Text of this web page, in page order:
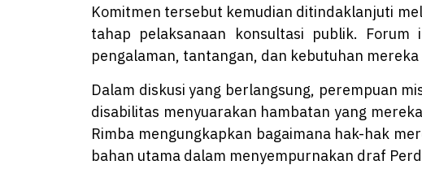
Komitmen tersebut kemudian ditindaklanjuti
tahap pelaksanaan konsultasi publik.
pengalaman, tantangan, dan kebutuhan
Dalam diskusi yang berlangsung, perempuan
disabilitas menyuarakan hambatan yang
Rimba mengungkapkan bagaimana hak-hak
bahan utama dalam menyempurnakan draf